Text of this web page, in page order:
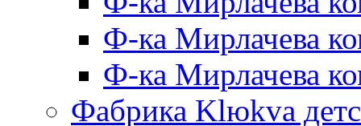
Ф-ка Мирлачева
Ф-ка Мирлачева
Фабрика Klюkva